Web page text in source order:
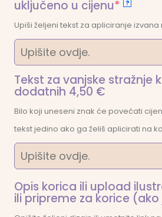
uključeno u cijenu* ?
Upiši željeni tekst za apliciranje
Tekst za vanjske stražnje
dodatnih 4,50 €
Bilo koji uneseni znak će povećati
tekst jedino ako ga želiš aplicirati na
Opis korica ili upload
ili pripreme za korice